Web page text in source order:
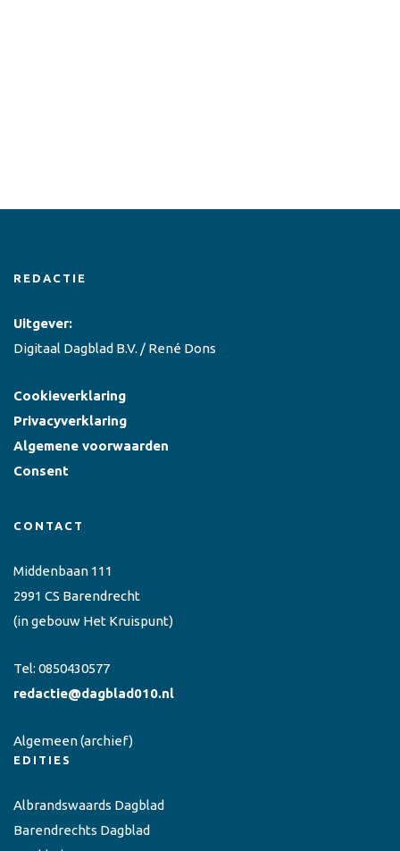
REDACTIE
Uitgever:
Digitaal Dagblad B.V. / René Dons
Cookieverklaring
Privacyverklaring
Algemene voorwaarden
Consent
CONTACT
Middenbaan 111
2991 CS Barendrecht
(in gebouw Het Kruispunt)
Tel: 0850430577
redactie@dagblad010.nl
Algemeen(archief)
EDITIES
Albrandswaards Dagblad
Barendrechts Dagblad